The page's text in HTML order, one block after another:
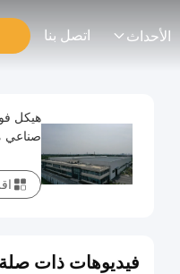
الأحداث اتصل بنا
هيكل
صناعي
فيديوهات ذات صلة